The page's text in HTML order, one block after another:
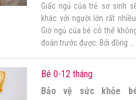
Giấc ngủ của trẻ sơ sinh
khác với người lớn rất
Giờ ngủ của bé có thể
đoán trước được. Bởi đồng hồ
đó, cha mẹ, nhất là ai lần đầu
sinh con sẽ gặp nhiều
Bé 0-12 tháng
Bảo vệ sức khỏe